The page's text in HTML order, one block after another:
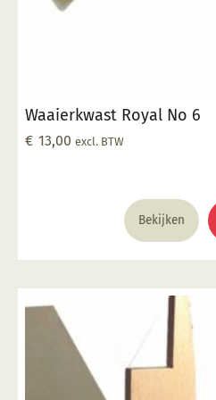
Waaierkwast Royal No 6
€ 13,00 excl. BTW
Bekijken